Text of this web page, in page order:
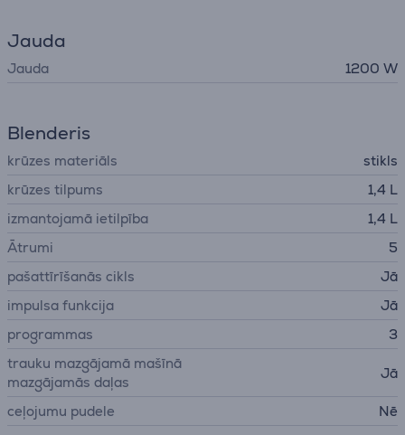
Jauda
Jauda 1200 W
Blenderis
krūzes materiāls
stikls
krūzes tilpums
1,4 L
izmantojamā ietilpība
1,4 L
Ātrumi
5
pašattīrīšanās cikls
Jā
impulsa funkcija
Jā
programmas
3
trauku mazgājamā mašīnā
mazgājamās daļas
Jā
ceļojumu pudele Nē